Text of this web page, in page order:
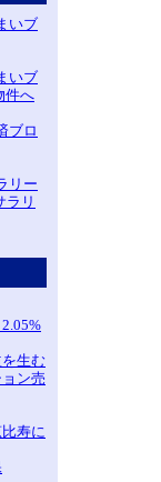
生む
ン売
寿に